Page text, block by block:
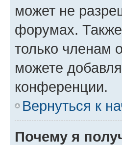
может не
форумах.
только членам
можете
конференции.
Вернуться к
Почему я